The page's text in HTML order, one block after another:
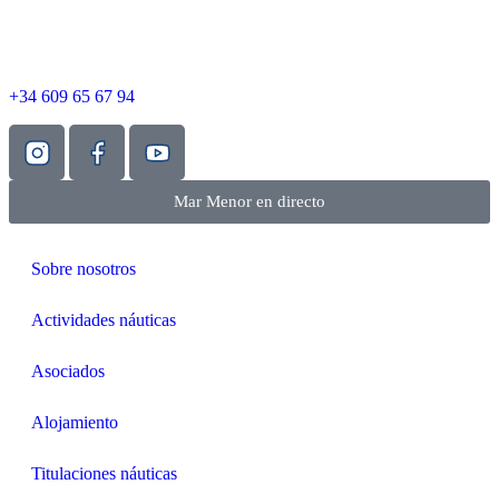
+34 609 65 67 94
Mar Menor en directo
Sobre nosotros
Actividades náuticas
Asociados
Alojamiento
Titulaciones náuticas